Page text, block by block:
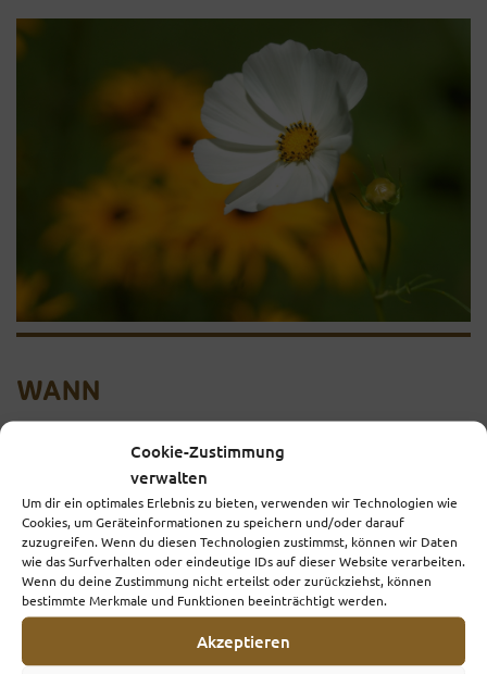
Cookie-Zustimmung
verwalten
Um dir ein optimales Erlebnis zu bieten, verwenden wir Technologien wie
Cookies, um Geräteinformationen zu speichern und/oder darauf
zuzugreifen. Wenn du diesen Technologien zustimmst, können wir Daten
wie das Surfverhalten oder eindeutige IDs auf dieser Website verarbeiten.
Wenn du deine Zustimmung nicht erteilst oder zurückziehst, können
bestimmte Merkmale und Funktionen beeinträchtigt werden.
Akzeptieren
WANN
6. November 2024
18:30 - 19:15
Zum Kalender hinzufügen
ICS herunterladenGoogle KalenderiCalendar Office 365
ANMELDUNGEN
Buchungen geschlossen